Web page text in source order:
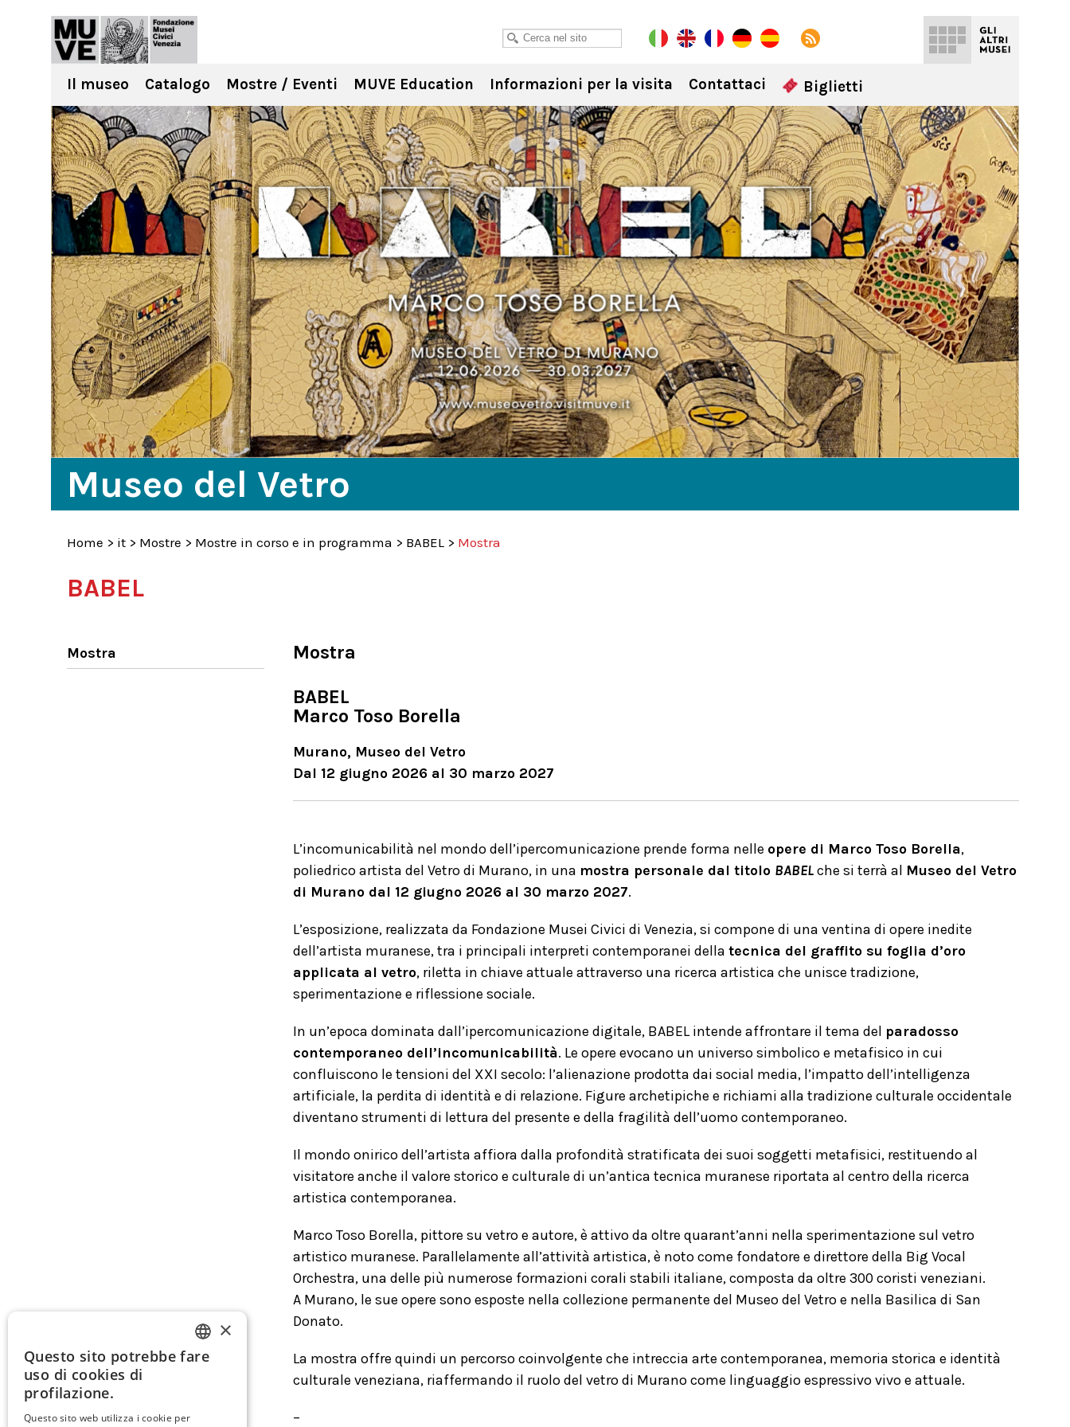
Il museo Catalogo Mostre / Eventi MUVE Education Informazioni per la visita Contattaci Biglietti
Museo del Vetro
Home > it > Mostre > Mostre in corso e in programma > BABEL > Mostra
BABEL
Mostra
Mostra
BABEL
Marco Toso Borella
Murano, Museo del Vetro
Dal 12 giugno 2026 al 30 marzo 2027
L’incomunicabilità nel mondo dell’ipercomunicazione prende forma nelle opere di Marco Toso Borella,
poliedrico artista del Vetro di Murano, in una mostra personale dal titolo BABELche si terrà al Museo del Vetro
di Murano dal 12 giugno 2026 al 30 marzo 2027.
L’esposizione, realizzata da Fondazione Musei Civici di Venezia, si compone di una ventina di opere inedite
dell’artista muranese,tra i principali interpreti contemporanei della tecnica del graffito su foglia d’oro
applicata al vetro, riletta in chiave attuale attraverso una ricerca artistica che unisce tradizione,
sperimentazione e riflessione sociale.
In un’epoca dominata dall’ipercomunicazione digitale, BABEL intende affrontare il tema del paradosso
contemporaneo dell’incomunicabilità. Le opere evocano un universo simbolico e metafisico in cui
confluiscono le tensioni del XXI secolo: l’alienazione prodotta dai social media, l’impatto dell’intelligenza
artificiale, la perdita di identità e di relazione. Figure archetipiche e richiami alla tradizione culturale occidentale
diventano strumenti di lettura del presente e della fragilità dell’uomo contemporaneo.
Il mondo onirico dell’artista affiora dalla profondità stratificata dei suoi soggetti metafisici, restituendo al
visitatore anche il valore storico e culturale di un’antica tecnica muranese riportata al centro della ricerca
artistica contemporanea.
Marco Toso Borella, pittore su vetro e autore, è attivo da oltre quarant’anni nella sperimentazione sul vetro
artistico muranese. Parallelamente all’attività artistica, è noto come fondatore e direttore della Big Vocal
Orchestra, una delle più numerose formazioni corali stabili italiane, composta da oltre 300 coristi veneziani.
A Murano, le sue opere sono esposte nella collezione permanente del Museo del Vetro e nella Basilica di San
Donato.
La mostra offre quindi un percorso coinvolgente che intreccia arte contemporanea, memoria storica e identità
culturale veneziana, riaffermando il ruolo del vetro di Murano come linguaggio espressivo vivo e attuale.
–
ITALIAN
×
Questo sito potrebbe fare
uso di cookies di
profilazione.
Questo sito web utilizza i cookie per